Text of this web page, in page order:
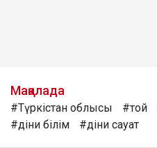
Мақалада
#Түркістан облысы #той
#діни білім
#діни сауат